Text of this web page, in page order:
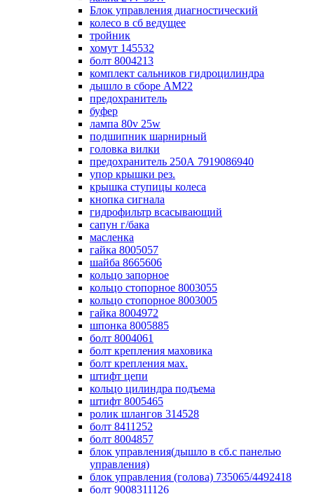
Блок управления диагностический
колесо в сб ведущее
тройник
хомут 145532
болт 8004213
комплект сальников гидроцилиндра
дышло в сборе AM22
предохранитель
буфер
лампа 80v 25w
подшипник шарнирный
головка вилки
предохранитель 250А 7919086940
упор крышки рез.
крышка ступицы колеса
кнопка сигнала
гидрофильтр всасывающий
сапун г/бака
масленка
гайка 8005057
шайба 8665606
кольцо запорное
кольцо стопорное 8003055
кольцо стопорное 8003005
гайка 8004972
шпонка 8005885
болт 8004061
болт крепления маховика
болт крепления мах.
штифт цепи
кольцо цилиндра подъема
штифт 8005465
ролик шлангов 314528
болт 8411252
болт 8004857
блок управления(дышло в сб.с панелью
управления)
блок управления (голова) 735065/4492418
болт 9008311126